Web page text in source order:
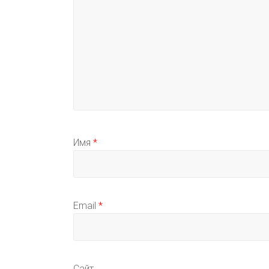
Имя *
Email *